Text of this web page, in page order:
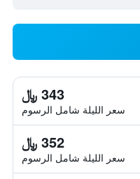
343 ﷼
سعر الليلة شامل الرسوم
352 ﷼
سعر الليلة شامل الرسوم